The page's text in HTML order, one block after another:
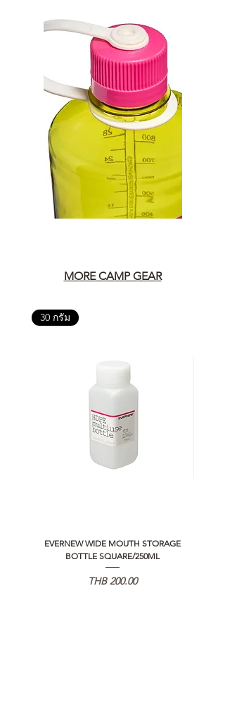
MORE CAMP GEAR
30 กรัม
EVERNEW WIDE MOUTH STORAGE
BOTTLE SQUARE/250ML
Price
THB 200.00